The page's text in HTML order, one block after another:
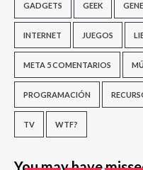
GADGETS GEEK
INTERNET JUEGOS
META 5 COMENTARIOS
PROGRAMACIÓN
TV WTF?
You may have